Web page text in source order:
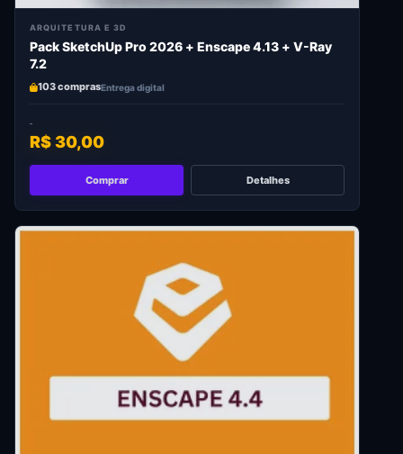
ARQUITETURA E 3D
Pack SketchUp Pro 2026 + Enscape 4.13 + V-Ray
7.2
103 comprasEntrega digital
R$ 30,00
Comprar Detalhes